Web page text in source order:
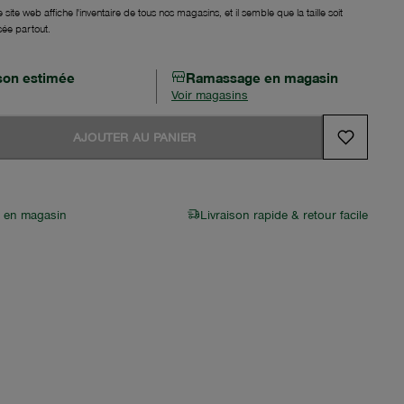
site web affiche l'inventaire de tous nos magasins, et il semble que la taille soit
partout.
estimée Ramassage en magasin
Voir magasins
AJOUTER AU PANIER
en magasin Livraison rapide & retour facile